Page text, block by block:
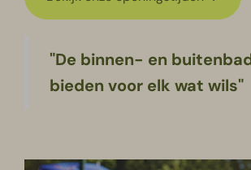
"De binnen- en
bieden voor elk wat wils"